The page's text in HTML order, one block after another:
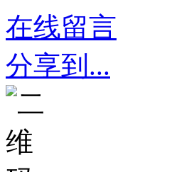
在线留言
分享到...